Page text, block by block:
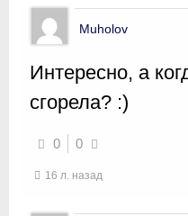
Muholov
Интересно, а
сгорела? :)
0 0
16 л. назад